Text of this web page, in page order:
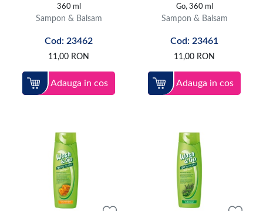
360 ml
Sampon & Balsam
Cod: 23462
11,00 RON
Adauga in cos
Go, 360 ml
Sampon & Balsam
Cod: 23461
11,00 RON
Adauga in cos